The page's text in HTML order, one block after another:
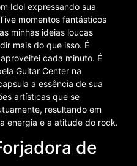
Idol expressando sua
momentos fantásticos
minhas ideias loucas
mais do que isso. É
cada minuto. É
Guitar Center na
a essência de sua
artísticas que se
resultando em
energia e a atitude do rock.
de